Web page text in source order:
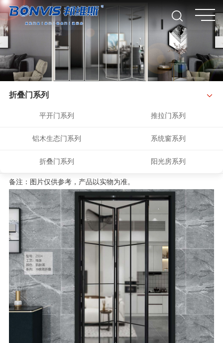
折叠门系列
平开门系列 推拉门系列
铝木生态门系列 系统窗系列
折叠门系列 阳光房系列
备注：图片仅供参考，产品以实物为准。